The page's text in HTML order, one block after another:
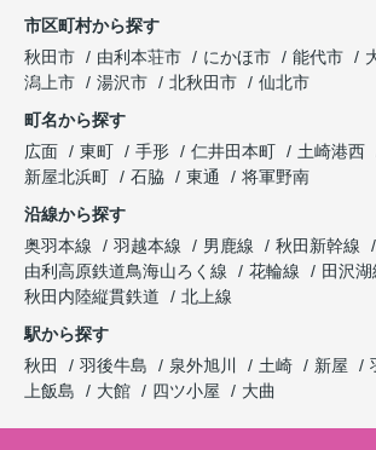
市区町村から探す
秋田市
由利本荘市 にかほ市 能代市
潟上市
湯沢市 北秋田市
仙北市
町名から探す
広面
東町 手形 仁井田本町 土崎港西
新屋北浜町
石脇 東通
将軍野南
沿線から探す
奥羽本線
羽越本線 男鹿線
秋田新幹線
由利高原鉄道鳥海山ろく線
花輪線 田沢湖
秋田内陸縦貫鉄道
北上線
駅から探す
秋田
羽後牛島 泉外旭川 土崎 新屋
上飯島
大館 四ツ小屋 大曲